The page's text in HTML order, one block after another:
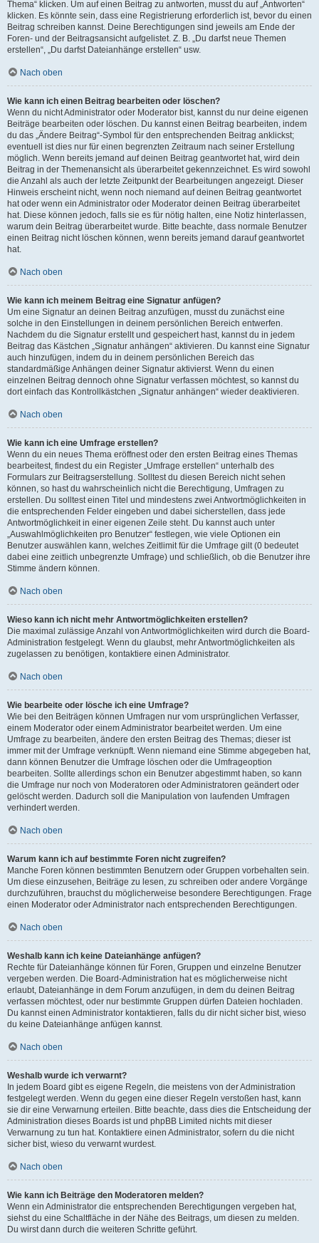
Thema“ klicken. Um auf einen Beitrag zu antworten, musst du auf „Antworten“
klicken. Es könnte sein, dass eine Registrierung erforderlich ist, bevor du einen
Beitrag schreiben kannst. Deine Berechtigungen sind jeweils am Ende der
Foren- und der Beitragsansicht aufgelistet. Z. B. „Du darfst neue Themen
erstellen“, „Du darfst Dateianhänge erstellen“ usw.
Nach oben
Wie kann ich einen Beitrag bearbeiten oder löschen?
Wenn du nicht Administrator oder Moderator bist, kannst du nur deine eigenen
Beiträge bearbeiten oder löschen. Du kannst einen Beitrag bearbeiten, indem
du das „Ändere Beitrag“-Symbol für den entsprechenden Beitrag anklickst;
eventuell ist dies nur für einen begrenzten Zeitraum nach seiner Erstellung
möglich. Wenn bereits jemand auf deinen Beitrag geantwortet hat, wird dein
Beitrag in der Themenansicht als überarbeitet gekennzeichnet. Es wird sowohl
die Anzahl als auch der letzte Zeitpunkt der Bearbeitungen angezeigt. Dieser
Hinweis erscheint nicht, wenn noch niemand auf deinen Beitrag geantwortet
hat oder wenn ein Administrator oder Moderator deinen Beitrag überarbeitet
hat. Diese können jedoch, falls sie es für nötig halten, eine Notiz hinterlassen,
warum dein Beitrag überarbeitet wurde. Bitte beachte, dass normale Benutzer
einen Beitrag nicht löschen können, wenn bereits jemand darauf geantwortet
hat.
Nach oben
Wie kann ich meinem Beitrag eine Signatur anfügen?
Um eine Signatur an deinen Beitrag anzufügen, musst du zunächst eine
solche in den Einstellungen in deinem persönlichen Bereich entwerfen.
Nachdem du die Signatur erstellt und gespeichert hast, kannst du in jedem
Beitrag das Kästchen „Signatur anhängen“ aktivieren. Du kannst eine Signatur
auch hinzufügen, indem du in deinem persönlichen Bereich das
standardmäßige Anhängen deiner Signatur aktivierst. Wenn du einen
einzelnen Beitrag dennoch ohne Signatur verfassen möchtest, so kannst du
dort einfach das Kontrollkästchen „Signatur anhängen“ wieder deaktivieren.
Nach oben
Wie kann ich eine Umfrage erstellen?
Wenn du ein neues Thema eröffnest oder den ersten Beitrag eines Themas
bearbeitest, findest du ein Register „Umfrage erstellen“ unterhalb des
Formulars zur Beitragserstellung. Solltest du diesen Bereich nicht sehen
können, so hast du wahrscheinlich nicht die Berechtigung, Umfragen zu
erstellen. Du solltest einen Titel und mindestens zwei Antwortmöglichkeiten in
die entsprechenden Felder eingeben und dabei sicherstellen, dass jede
Antwortmöglichkeit in einer eigenen Zeile steht. Du kannst auch unter
„Auswahlmöglichkeiten pro Benutzer“ festlegen, wie viele Optionen ein
Benutzer auswählen kann, welches Zeitlimit für die Umfrage gilt (0 bedeutet
dabei eine zeitlich unbegrenzte Umfrage) und schließlich, ob die Benutzer ihre
Stimme ändern können.
Nach oben
Wieso kann ich nicht mehr Antwortmöglichkeiten erstellen?
Die maximal zulässige Anzahl von Antwortmöglichkeiten wird durch die Board-
Administration festgelegt. Wenn du glaubst, mehr Antwortmöglichkeiten als
zugelassen zu benötigen, kontaktiere einen Administrator.
Nach oben
Wie bearbeite oder lösche ich eine Umfrage?
Wie bei den Beiträgen können Umfragen nur vom ursprünglichen Verfasser,
einem Moderator oder einem Administrator bearbeitet werden. Um eine
Umfrage zu bearbeiten, ändere den ersten Beitrag des Themas; dieser ist
immer mit der Umfrage verknüpft. Wenn niemand eine Stimme abgegeben hat,
dann können Benutzer die Umfrage löschen oder die Umfrageoption
bearbeiten. Sollte allerdings schon ein Benutzer abgestimmt haben, so kann
die Umfrage nur noch von Moderatoren oder Administratoren geändert oder
gelöscht werden. Dadurch soll die Manipulation von laufenden Umfragen
verhindert werden.
Nach oben
Warum kann ich auf bestimmte Foren nicht zugreifen?
Manche Foren können bestimmten Benutzern oder Gruppen vorbehalten sein.
Um diese einzusehen, Beiträge zu lesen, zu schreiben oder andere Vorgänge
durchzuführen, brauchst du möglicherweise besondere Berechtigungen. Frage
einen Moderator oder Administrator nach entsprechenden Berechtigungen.
Nach oben
Weshalb kann ich keine Dateianhänge anfügen?
Rechte für Dateianhänge können für Foren, Gruppen und einzelne Benutzer
vergeben werden. Die Board-Administration hat es möglicherweise nicht
erlaubt, Dateianhänge in dem Forum anzufügen, in dem du deinen Beitrag
verfassen möchtest, oder nur bestimmte Gruppen dürfen Dateien hochladen.
Du kannst einen Administrator kontaktieren, falls du dir nicht sicher bist, wieso
du keine Dateianhänge anfügen kannst.
Nach oben
Weshalb wurde ich verwarnt?
In jedem Board gibt es eigene Regeln, die meistens von der Administration
festgelegt werden. Wenn du gegen eine dieser Regeln verstoßen hast, kann
sie dir eine Verwarnung erteilen. Bitte beachte, dass dies die Entscheidung der
Administration dieses Boards ist und phpBB Limited nichts mit dieser
Verwarnung zu tun hat. Kontaktiere einen Administrator, sofern du die nicht
sicher bist, wieso du verwarnt wurdest.
Nach oben
Wie kann ich Beiträge den Moderatoren melden?
Wenn ein Administrator die entsprechenden Berechtigungen vergeben hat,
siehst du eine Schaltfläche in der Nähe des Beitrags, um diesen zu melden.
Du wirst dann durch die weiteren Schritte geführt.